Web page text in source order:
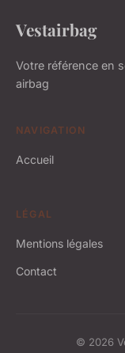
Vestairbag
Votre référence en
airbag
NAVIGATION
Accueil
LÉGAL
Mentions légales
Contact
© 2026